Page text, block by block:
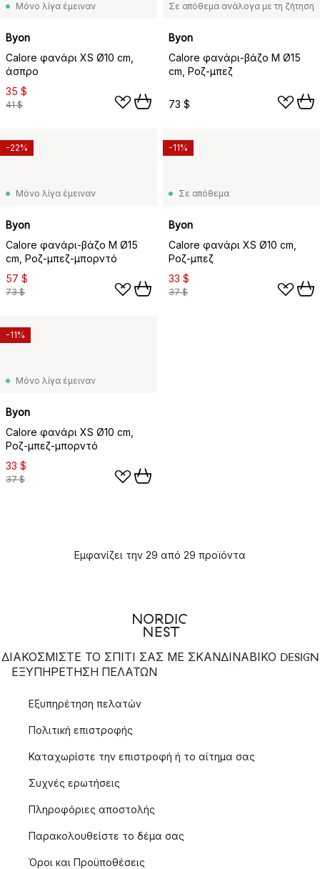
Μόνο λίγα έμειναν
Byon
Calore φανάρι XS Ø10 cm,
άσπρο
35 $
41 $
Σε απόθεμα ανάλογα με τη ζήτηση
Byon
Calore φανάρι-βάζο M Ø15
cm, Ροζ-μπεζ
73 $
Μόνο λίγα έμειναν
Byon
Calore φανάρι-βάζο M Ø15
cm, Ροζ-μπεζ-μπορντό
57 $
73 $
-22%
Σε απόθεμα
Byon
Calore φανάρι XS Ø10 cm,
Ροζ-μπεζ
33 $
37 $
-11%
Μόνο λίγα έμειναν
Byon
Calore φανάρι XS Ø10 cm,
Ροζ-μπεζ-μπορντό
33 $
37 $
-11%
Εμφανίζει την 29 από 29 προϊόντα
ΔΙΑΚΟΣΜΙΣΤΕ ΤΟ ΣΠΙΤΙ ΣΑΣ ΜΕ ΣΚΑΝΔΙΝΑΒΙΚΟ DESIGN
ΕΞΥΠΗΡΈΤΗΣΗ ΠΕΛΑΤΏΝ
Εξυπηρέτηση πελατών
Πολιτική επιστροφής
Καταχωρίστε την επιστροφή ή το αίτημα σας
Συχνές ερωτήσεις
Πληροφόριες αποστολής
Παρακολουθείστε το δέμα σας
Όροι και Προϋποθέσεις